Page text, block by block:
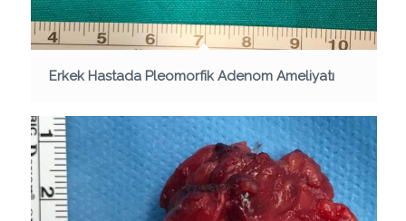
Erkek Hastada Pleomorfik Adenom Ameliyatı